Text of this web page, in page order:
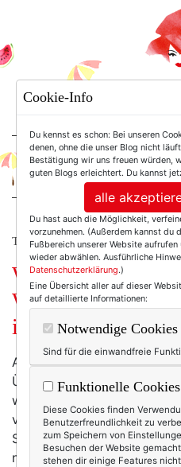
For
TEXTERELLA LIEBT!
Warum Streifen
Weltherrschaft
ich bin mit schuld!
Ach, es ist ein Kreuz mit
Überall lauern sie, blinzeln
winken einen aus Fenstern
verfolgen sie einen so
Streifen, die x-te! Nein: die
nicht schon wieder. Ich
Cookie-Info
Du kennst es schon: Bei unseren
denen, ohne die unser Blog nicht
Bestätigung wir uns freuen würden,
guten Blogs erleichtert. Du kannst
alle
Du hast auch die Möglichkeit,
vorzunehmen. (Außerdem kannst du
Fußbereich unserer Website
wieder abwählen. Ausführliche
Datenschutzerklärung.)
Eine Übersicht aller auf dieser
auf detaillierte Informationen:
Notwendige Cookies
Sind für die einwandfreie
Funktionelle Cookies
Diese Cookies finden
Benutzerfreundlichkeit zu
zum Speichern von
Besuchen der Website
stehen dir einige Features